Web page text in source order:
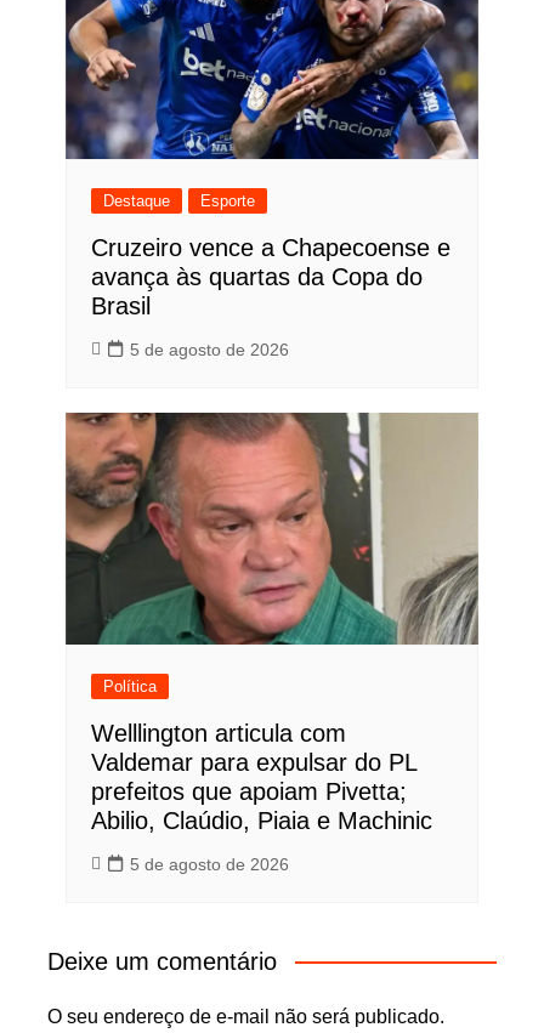
Destaque Esporte
Cruzeiro vence a Chapecoense e
avança às quartas da Copa do
Brasil
5 de agosto de 2026
Política
Welllington articula com
Valdemar para expulsar do PL
prefeitos que apoiam Pivetta;
Abilio, Claúdio, Piaia e Machinic
5 de agosto de 2026
Deixe um comentário
O seu endereço de e-mail não será publicado.